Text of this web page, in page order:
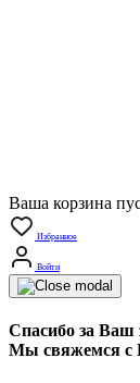
Ваша корзина
Избранное
Войти
Спасибо за Ваш
Мы свяжемся с